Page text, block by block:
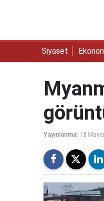
Siyaset
Yayınlanma: 13